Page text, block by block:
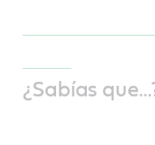
¿Sabías